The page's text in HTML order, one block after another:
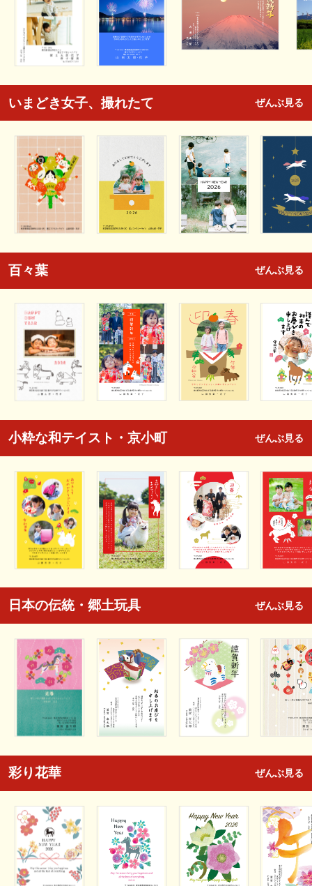
いまどき女子、撮れたて ぜんぶ見る
百々葉 ぜんぶ見る
小粋な和テイスト・京小町 ぜんぶ見る
日本の伝統・郷土玩具 ぜんぶ見る
彩り花華 ぜんぶ見る